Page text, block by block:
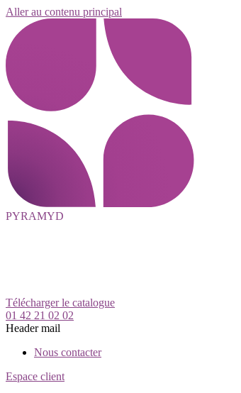
Aller au contenu principal
PYRAMYD
Télécharger le catalogue
01 42 21 02 02
Header mail
Nous contacter
Espace client